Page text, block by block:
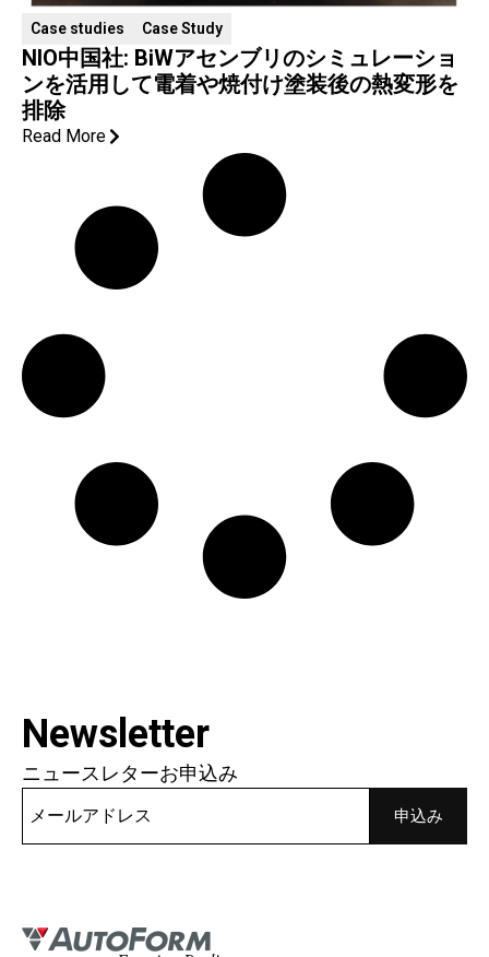
Case studies Case Study
NIO中国社: BiWアセンブリのシミュレーショ
ンを活用して電着や焼付け塗装後の熱変形を
排除
Read More
Newsletter
ニュースレターお申込み